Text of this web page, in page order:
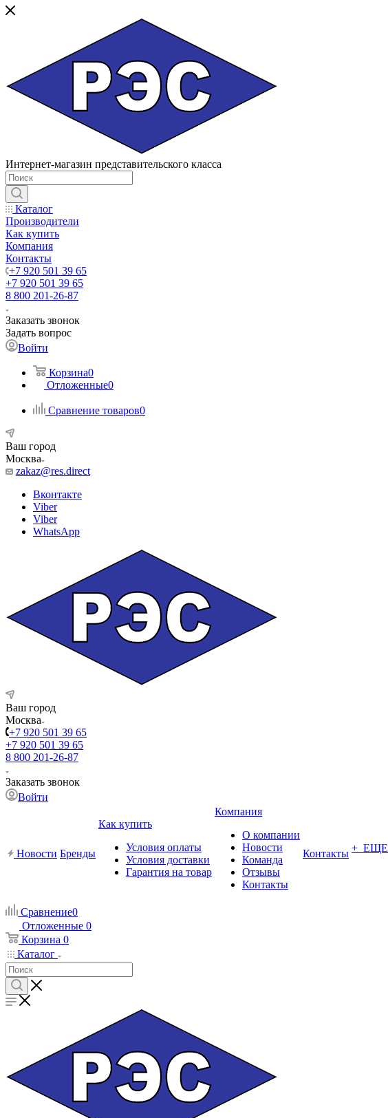
Интернет-магазин представительского класса
Каталог
Производители
Как купить
Компания
Контакты
+7 920 501 39 65
+7 920 501 39 65
8 800 201-26-87
Заказать звонок
Задать вопрос
Войти
Корзина0
Отложенные0
Сравнение товаров0
Ваш город
Москва
zakaz@res.direct
Вконтакте
Viber
Viber
WhatsApp
Ваш город
Москва
+7 920 501 39 65
+7 920 501 39 65
8 800 201-26-87
Заказать звонок
Войти
Новости Бренды
Как купить
Условия оплаты
Условия доставки
Гарантия на товар
Компания
О компании
Новости
Команда
Отзывы
Контакты
Контакты + ЕЩЕ
Сравнение0
Отложенные 0
Корзина 0
Каталог